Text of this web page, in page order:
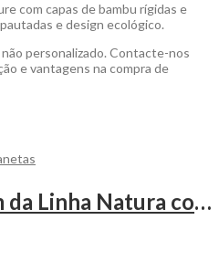
com capas de bambu rígidas e
e design ecológico.
personalizado. Contacte-nos
e vantagens na compra de
Porta-Lápis Wicam da Linha Natura com Relógio Multifunção Integrado para Personalizar